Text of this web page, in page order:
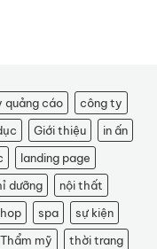
quảng cáo
công ty
Giới thiệu
in ấn
landing page
dưỡng
nội thất
spa
sự kiện
Thẩm mỹ
thời trang